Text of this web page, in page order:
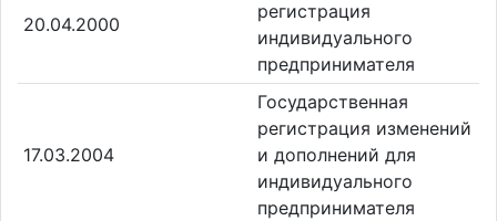
20.04.2000
регистрация
индивидуального
предпринимателя
17.03.2004
Государственная
регистрация изменений
и дополнений для
индивидуального
предпринимателя